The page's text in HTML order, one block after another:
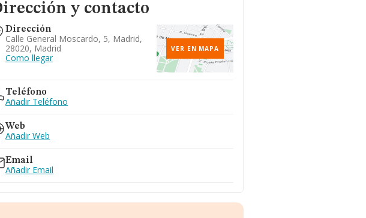
y contacto
Dirección
Calle General Moscardo, 5, Madrid,
28020, Madrid
Como llegar
VER EN MAPA
Teléfono
Añadir Teléfono
Web
Añadir Web
Email
Añadir Email